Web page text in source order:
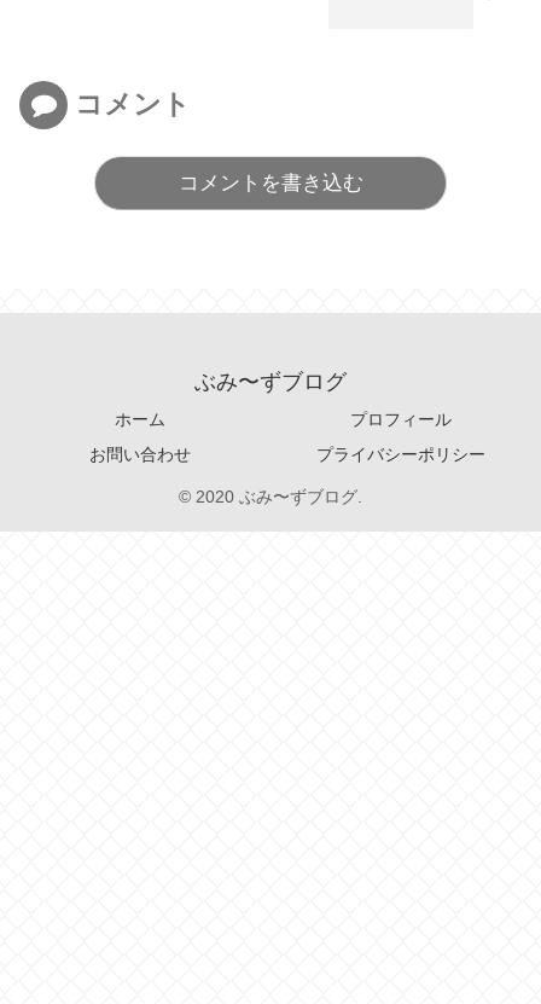
コメント
コメントを書き込む
ぶみ〜ずブログ
ホーム
プロフィール
お問い合わせ
プライバシーポリシー
© 2020 ぶみ〜ずブログ.